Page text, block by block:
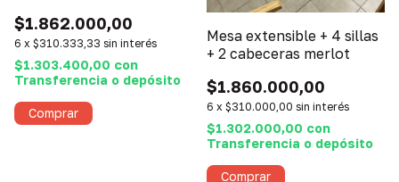
$1.862.000,00
6 x $310.333,33 sin interés
$1.303.400,00 con
Transferencia o depósito
Mesa extensible + 4 sillas
+ 2 cabeceras merlot
$1.860.000,00
6 x $310.000,00 sin interés
$1.302.000,00 con
Transferencia o depósito